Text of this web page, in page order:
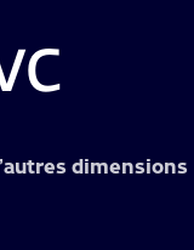
dimensions